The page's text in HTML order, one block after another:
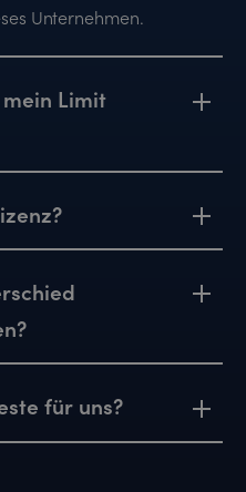
Unternehmen.
Limit
für uns?